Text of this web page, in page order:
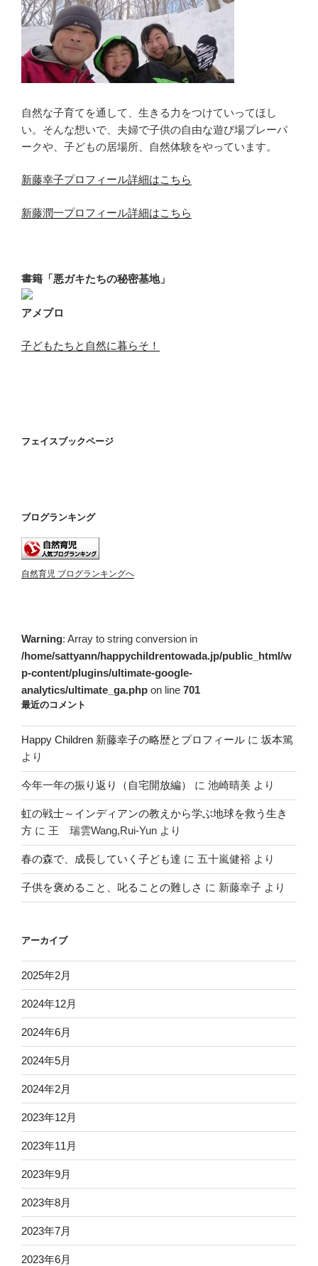
自然な子育てを通して、生きる力をつけていってほし
い。そんな想いで、夫婦で子供の自由な遊び場プレーパ
ークや、子どもの居場所、自然体験をやっています。
新藤幸子プロフィール詳細はこちら
新藤潤一プロフィール詳細はこちら
書籍「悪ガキたちの秘密基地」
アメブロ
子どもたちと自然に暮らそ！
フェイスブックページ
ブログランキング
自然育児 ブログランキングへ
Warning: Array to string conversion in
/home/sattyann/happychildrentowada.jp/public_html/w
p-content/plugins/ultimate-google-
analytics/ultimate_ga.php on line 701
最近のコメント
Happy Children 新藤幸子の略歴とプロフィール に 坂本篤
より
今年一年の振り返り（自宅開放編） に 池崎晴美 より
虹の戦士～インディアンの教えから学ぶ地球を救う生き
方 に 王 瑞雲Wang,Rui-Yun より
春の森で、成長していく子ども達 に 五十嵐健裕 より
子供を褒めること、叱ることの難しさ に 新藤幸子 より
アーカイブ
2025年2月
2024年12月
2024年6月
2024年5月
2024年2月
2023年12月
2023年11月
2023年9月
2023年8月
2023年7月
2023年6月